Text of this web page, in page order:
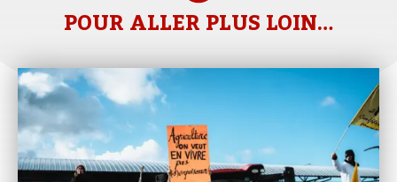
POUR ALLER PLUS LOIN…